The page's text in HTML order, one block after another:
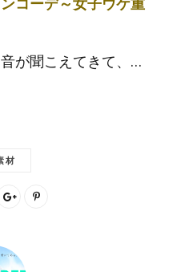
が聞こえてきて、…
材